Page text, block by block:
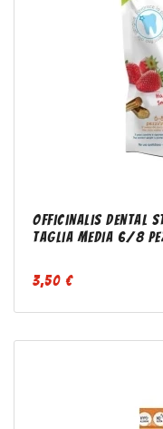
Officinalis Dental
Taglia Media 6/8
3,50 €